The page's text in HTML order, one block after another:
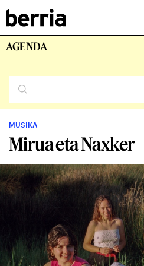
AGENDA
MUSIKA
Mirua eta Naxker